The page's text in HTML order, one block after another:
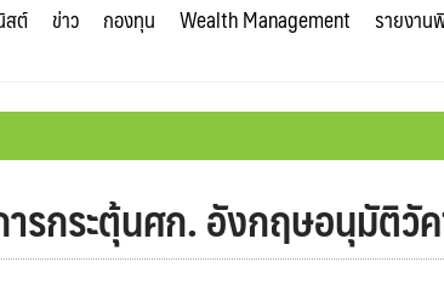
สต์ ข่าว กองทุน Wealth Management รายงาน
รกระตุ้นศก. อังกฤษอนุมัติวั